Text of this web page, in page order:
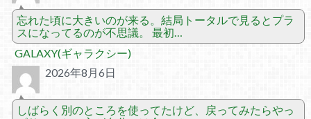
忘れた頃に大きいのが来る。結局トータルで見るとプラ
スになってるのが不思議。 最初…
GALAXY(ギャラクシー)
2026年8月6日
しばらく別のところを使ってたけど、戻ってみたらやっ